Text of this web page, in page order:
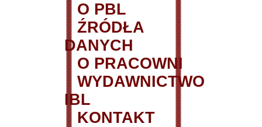
O PBL
ŹRÓDŁA
DANYCH
O PRACOWNI
WYDAWNICTWO
IBL
KONTAKT